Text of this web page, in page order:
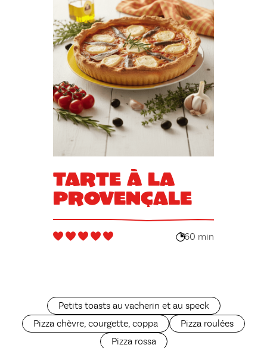
Tarte à la
provençale
60 min
Petits toasts au vacherin et au speck
Pizza chèvre, courgette, coppa
Pizza roulées
Pizza rossa